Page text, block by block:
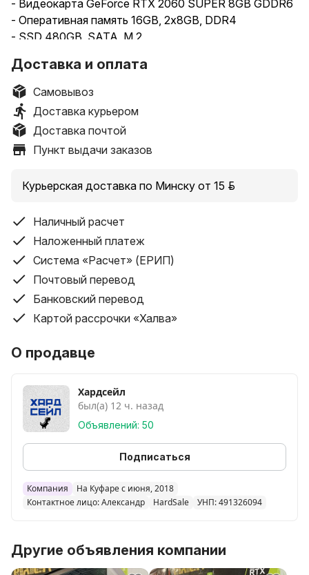
- Видеокарта GeForce RTX 2060 SUPER 8GB GDDR6
- Оперативная память 16GB, 2x8GB, DDR4
- SSD 480GB, SATA, M.2
- Мышка и клавиатура в подарок
- Гарантия 12 месяцев
Доставка и оплата
Самовывоз
Доставка курьером
Доставка почтой
Пункт выдачи заказов
Курьерская доставка по Минску от 15 руб.
Наличный расчет
Наложенный платеж
Система «Расчет» (ЕРИП)
Почтовый перевод
Банковский перевод
Картой рассрочки «Халва»
О продавце
Хардсейл
был(а) 12 ч. назад
Объявлений: 50
Подписаться
Компания
На Куфаре с июня, 2018
Контактное лицо: Александр
HardSale УНП: 491326094
Другие объявления компании